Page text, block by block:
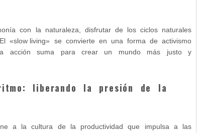
con la naturaleza, disfrutar de los ciclos naturales
«slow living» se convierte en una forma de activismo
acción suma para crear un mundo más justo y
liberando la presión de la
a la cultura de la productividad que impulsa a las